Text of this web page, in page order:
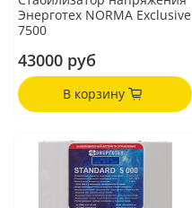
Энерготех NORMA Exclusive
7500
43000 руб
В корзину